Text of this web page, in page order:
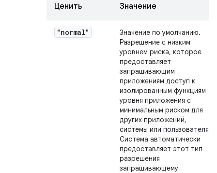
Ценить Значение
"normal"
Значение по умолчанию.
Разрешение с низким
уровнем риска, которое
предоставляет
запрашивающим
приложениям доступ к
изолированным функциям
уровня приложения с
минимальным риском для
других приложений,
системы или пользователя.
Система автоматически
предоставляет этот тип
разрешения
запрашивающему